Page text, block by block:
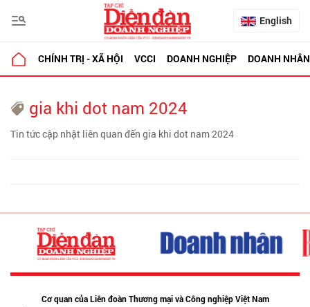
English
CHÍNH TRỊ - XÃ HỘI VCCI DOANH NGHIỆP DOANH NHÂN
gia khi dot nam 2024
Tin tức cập nhật liên quan đến gia khi dot nam 2024
Cơ quan của Liên đoàn Thương mại và Công nghiệp Việt Nam